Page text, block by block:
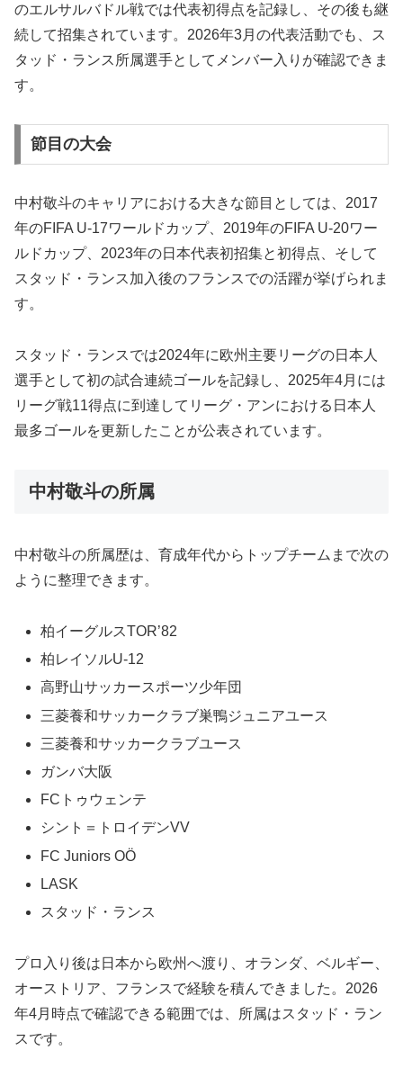
のエルサルバドル戦では代表初得点を記録し、その後も継
続して招集されています。2026年3月の代表活動でも、ス
タッド・ランス所属選手としてメンバー入りが確認できま
す。
節目の大会
中村敬斗のキャリアにおける大きな節目としては、2017
年のFIFA U-17ワールドカップ、2019年のFIFA U-20ワー
ルドカップ、2023年の日本代表初招集と初得点、そして
スタッド・ランス加入後のフランスでの活躍が挙げられま
す。
スタッド・ランスでは2024年に欧州主要リーグの日本人
選手として初の試合連続ゴールを記録し、2025年4月には
リーグ戦11得点に到達してリーグ・アンにおける日本人
最多ゴールを更新したことが公表されています。
中村敬斗の所属
中村敬斗の所属歴は、育成年代からトップチームまで次の
ように整理できます。
柏イーグルスTOR’82
柏レイソルU-12
高野山サッカースポーツ少年団
三菱養和サッカークラブ巣鴨ジュニアユース
三菱養和サッカークラブユース
ガンバ大阪
FCトゥウェンテ
シント＝トロイデンVV
FC Juniors OÖ
LASK
スタッド・ランス
プロ入り後は日本から欧州へ渡り、オランダ、ベルギー、
オーストリア、フランスで経験を積んできました。2026
年4月時点で確認できる範囲では、所属はスタッド・ラン
スです。